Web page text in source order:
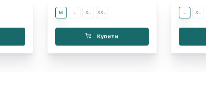
M L XL XXL
Купити
L XL